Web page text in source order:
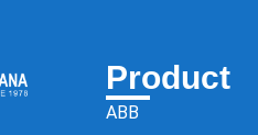
Product
ABB